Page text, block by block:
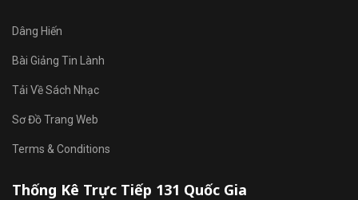
Dâng Hiến
Bài Giảng Tin Lành
Tải Về Sách Nhạc
Sơ Đồ Trang Web
Terms & Conditions
Thống Kê Trực Tiếp 131 Quốc Gia